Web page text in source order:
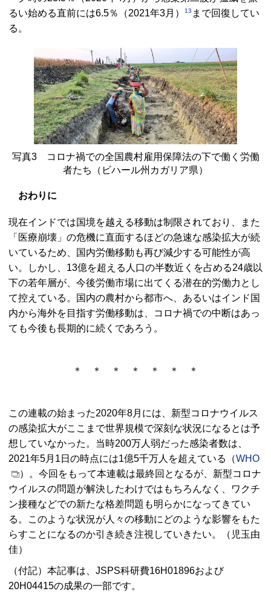
るい始める直前には6.5％（2021年3月）
13 まで回復してい
る。
写真3 コロナ禍での全国農村雇用保障法の下で働く労働
者たち（ビハール州カガリア県）
おわりに
現在インドでは国境を越える移動は制限されており、また
「医療崩壊」の危機に直面するほどの急速な感染拡大が続
いているため、国内労働移動も再び減少する可能性が高
い。しかし、13億を超える人口の半数近くを占める24歳以
下の若年層が、今後労働市場に出てくる潜在的労働力とし
て控えている。国内の農村から都市へ、あるいはインド国
内から海外を目指す労働移動は、コロナ禍での中断はあっ
ても今後も長期的に続くであろう。
＊ ＊ ＊ ＊ ＊ ＊ ＊
この連載の始まった2020年8月には、新型コロナウイルス
の感染拡大がここまで世界規模で深刻な状況になるとは予
想していなかった。当時200万人弱だった感染者数は、
2021年5月1日の時点には1億5千万人を超えている（WHO
）。今回をもって本連載は最終回となるが、新型コロナ
ウイルスの問題が解決したわけではもちろんなく、ワクチ
ン接種などでの新たな格差問題も明らかになってきてい
る。このような状況が人々の移動にどのような影響をもた
らすことになるのか引き続き注視していきたい。（児玉由
佳）
（付記）本記事は、JSPS科研費16H01896および
20H04415の成果の一部です。